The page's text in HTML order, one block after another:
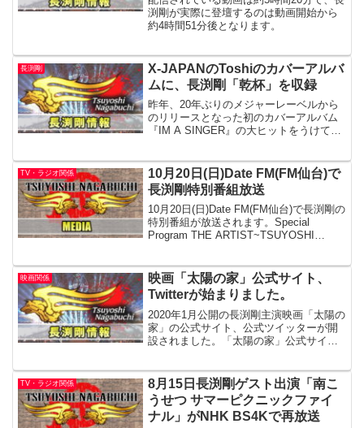
渕剛が実際に登壇するのは動画開始から
約4時間51分後となります。
長渕剛
X-JAPANのToshiのカバーアルバ
ムに、長渕剛「乾杯」を収録
昨年、20年ぶりのメジャーレーベルから
のリリースとなった初のカバーアルバム
『IM A SINGER』の大ヒットをうけて、
待する多くのファンの声に応え『IM A
S...
TV・ラジオ関係
10月20日(日)Date FM(FM仙台)で
長渕剛特別番組放送
10月20日(日)Date FM(FM仙台)で長渕剛の
特別番組が放送されます。Special
Program THE ARTIST~TSUYOSHI
映画関係
映画「太陽の家」公式サイト、
Twitterが始まりました。
2020年1月公開の長渕剛主演映画「太陽の
家」の公式サイト、公式ツイッターが開
設されました。「太陽の家」公式サイト
す。
TV・ラジオ関係
8月15日長渕剛ゲスト出演「南こ
うせつ サマーピクニックファイ
ナル」がNHK BS4Kで再放送